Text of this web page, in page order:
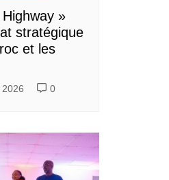
»
stratégique
et les
0